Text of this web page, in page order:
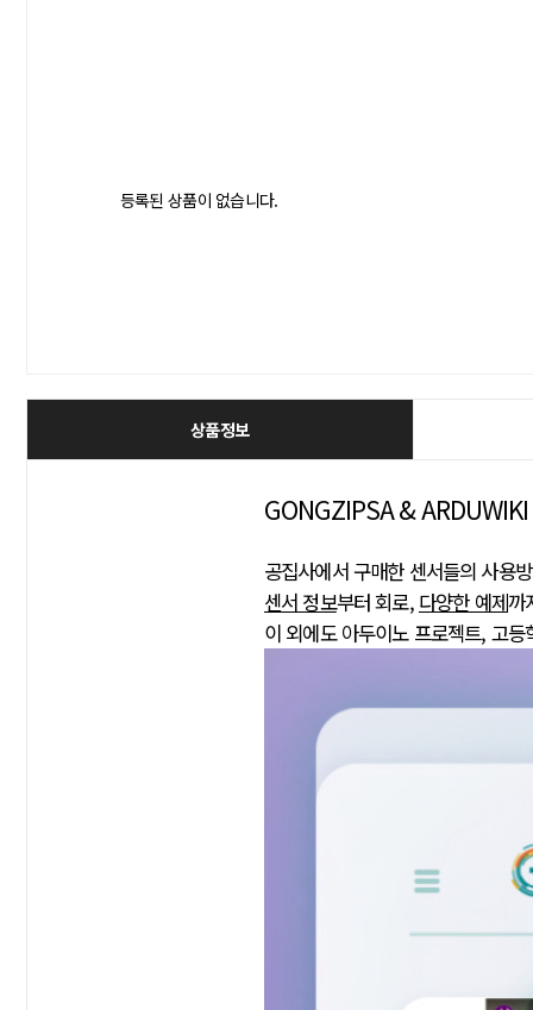
등록된 상품이 없습니다.
상품정보
GONGZIPSA & ARDUWIKI
공집사에서 구매한 센서들의 사용
센서 정보부터 회로, 다양한 예제까
이 외에도 아두이노 프로젝트, 고